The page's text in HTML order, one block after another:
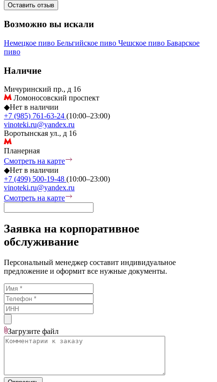
Оставить отзыв
Возможно вы искали
Немецкое пиво Бельгийское пиво Чешское пиво Баварское
пиво
Наличие
Мичуринский пр., д 16
Ломоносовский проспект
◆Нет в наличии
+7 (985) 761-63-24 (10:00–23:00)
vinoteki.ru@yandex.ru
Воротынская ул., д 16
Планерная
Смотреть на карте
◆Нет в наличии
+7 (499) 500-19-48 (10:00–23:00)
vinoteki.ru@yandex.ru
Смотреть на карте
Заявка на корпоративное
обслуживание
Персональный менеджер составит индивидуальное
предложение и оформит все нужные документы.
Загрузите файл